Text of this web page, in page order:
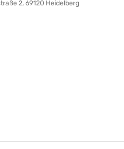
2, 69120 Heidelberg